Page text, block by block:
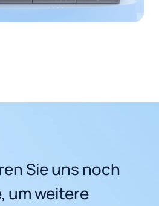
Sie uns noch
um weitere